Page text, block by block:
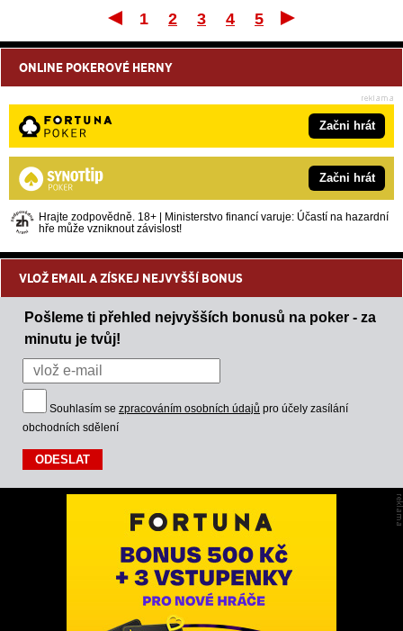
První
1 2 3 4 5
ONLINE POKEROVÉ HERNY
Začni hrát
Začni hrát
Hrajte zodpovědně. 18+ | Ministerstvo financí varuje: Účastí na hazardní
hře může vzniknout závislost!
VLOŽ EMAIL A ZÍSKEJ NEJVYŠŠÍ BONUS
Pošleme ti přehled nejvyšších bonusů na poker - za
minutu je tvůj!
Souhlasím se zpracováním osobních údajů pro účely zasílání
obchodních sdělení